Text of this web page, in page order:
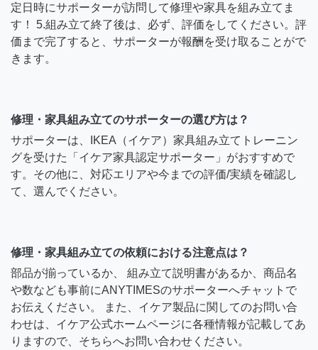
定日時にサポーターが訪問して修理や家具を組み立てま
す！ 5.組み立て終了後は、必ず、評価をしてください。評
価まで完了すると、サポーターが報酬を受け取ることがで
きます。
修理・家具組み立てのサポーターの選び方は？
サポーターは、IKEA（イケア）家具組み立てトレーニン
グを受けた「イケア家具認定サポーター」がおすすめで
す。その他に、対応エリアや今までの評価/実績を確認し
て、選んでください。
修理・家具組み立ての依頼における注意点は？
部品が揃っているか、 組み立て説明書があるか、商品名
や数なども事前にANYTIMESのサポーターへチャットで
お伝えください。 また、イケア製品に関してのお問い合
わせは、イケア公式ホームページに各種情報が記載してあ
りますので、そちらへお問い合わせください。